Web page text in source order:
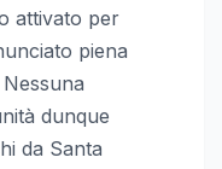
attivato per
piena
dunque
da Santa